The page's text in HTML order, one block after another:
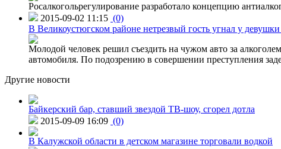
Росалкогольрегулирование разработало концепцию
2015-09-02 11:15 (0)
В Великоустюгском районе нетрезвый гость угнал у
Молодой человек решил съездить на чужом авто за
автомобиля. По подозрению в совершении преступления
Другие новости
Байкерский бар, ставший звездой ТВ-шоу, сгорел дотла
2015-09-09 16:09 (0)
В Калужской области в детском магазине торговали водкой